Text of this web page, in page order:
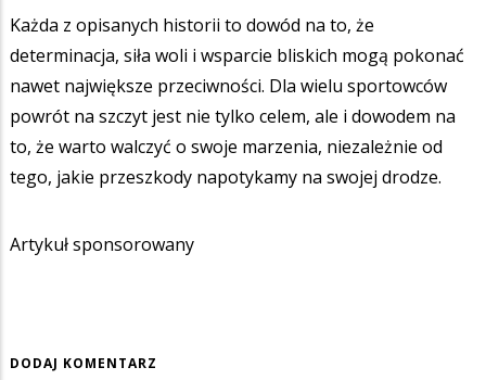
Każda z opisanych historii to dowód na to, że
determinacja, siła woli i wsparcie bliskich mogą pokonać
nawet największe przeciwności. Dla wielu sportowców
powrót na szczyt jest nie tylko celem, ale i dowodem na
to, że warto walczyć o swoje marzenia, niezależnie od
tego, jakie przeszkody napotykamy na swojej drodze.
Artykuł sponsorowany
DODAJ KOMENTARZ